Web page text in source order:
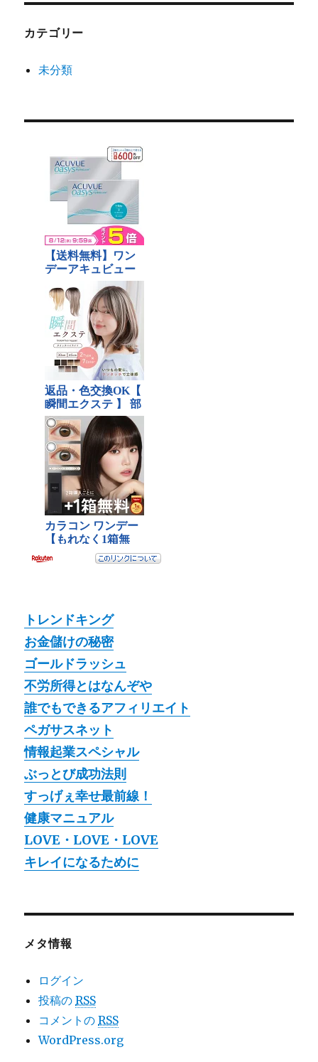
カテゴリー
未分類
トレンドキング
お金儲けの秘密
ゴールドラッシュ
不労所得とはなんぞや
誰でもできるアフィリエイト
ペガサスネット
情報起業スペシャル
ぶっとび成功法則
すっげぇ幸せ最前線！
健康マニュアル
LOVE・LOVE・LOVE
キレイになるために
メタ情報
ログイン
投稿のRSS
コメントのRSS
WordPress.org